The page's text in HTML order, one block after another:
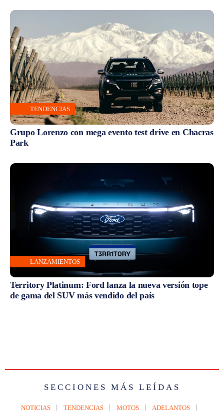
TENDENCIAS
Grupo Lorenzo con mega evento test drive en Chacras
Park
LANZAMIENTOS
Territory Platinum: Ford lanza la nueva versión tope
de gama del SUV más vendido del país
SECCIONES MÁS LEÍDAS
NOTICIAS TENDENCIAS MOTOS ADELANTOS